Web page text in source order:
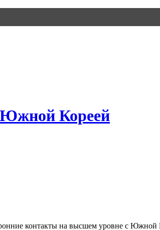
Южной Кореей
контакты на высшем уровне с